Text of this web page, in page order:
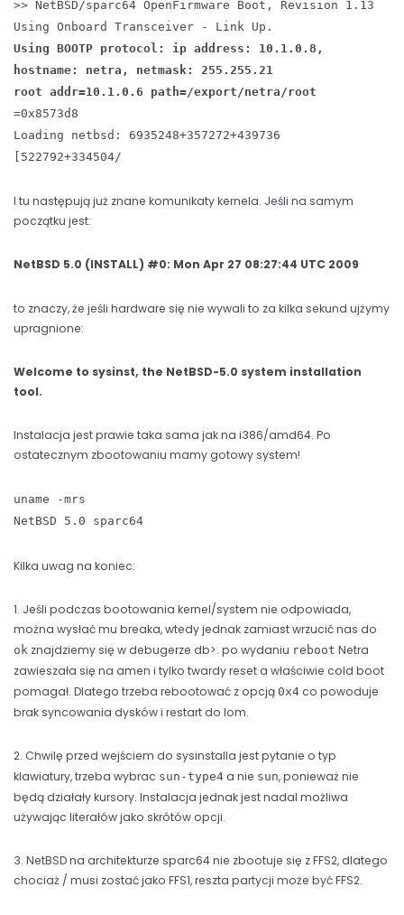
>> NetBSD/sparc64 OpenFirmware Boot, Revision 1.13
Using Onboard Transceiver - Link Up.
Using BOOTP protocol: ip address: 10.1.0.8,
hostname: netra, netmask: 255.255.21
root addr=10.1.0.6 path=/export/netra/root
=0x8573d8
Loading netbsd: 6935248+357272+439736
[522792+334504/
I tu następują już znane komunikaty kernela. Jeśli na samym
początku jest:
NetBSD 5.0 (INSTALL) #0: Mon Apr 27 08:27:44 UTC 2009
to znaczy, że jeśli hardware się nie wywali to za kilka sekund ujżymy
upragnione:
Welcome to sysinst, the NetBSD-5.0 system installation
tool.
Instalacja jest prawie taka sama jak na i386/amd64. Po
ostatecznym zbootowaniu mamy gotowy system!
uname -mrs
NetBSD 5.0 sparc64
Kilka uwag na koniec:
1. Jeśli podczas bootowania kernel/system nie odpowiada,
można wysłać mu breaka, wtedy jednak zamiast wrzucić nas do
ok znajdziemy się w debugerze db>. po wydaniu reboot Netra
zawieszała się na amen i tylko twardy reset a właściwie cold boot
pomagał. Dlatego trzeba rebootować z opcją 0x4 co powoduje
brak syncowania dysków i restart do lom.
2. Chwilę przed wejściem do sysinstalla jest pytanie o typ
klawiatury, trzeba wybrac sun-type4 a nie sun, ponieważ nie
będą działały kursory. Instalacja jednak jest nadal możliwa
używając literałów jako skrótów opcji.
3. NetBSD na architekturze sparc64 nie zbootuje się z FFS2, dlatego
chociaż / musi zostać jako FFS1, reszta partycji może być FFS2.